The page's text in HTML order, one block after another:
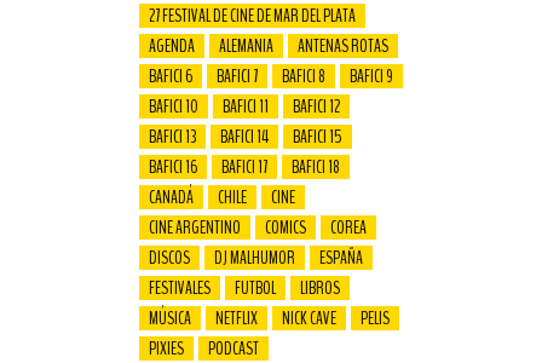
27 FESTIVAL DE CINE DE MAR DEL PLATA
AGENDA
ALEMANIA
ANTENAS ROTAS
BAFICI 6
BAFICI 7 BAFICI 8
BAFICI 9
BAFICI 10
BAFICI 11
BAFICI 12
BAFICI 13
BAFICI 14
BAFICI 15
BAFICI 16
BAFICI 17
BAFICI 18
CANADÁ
CHILE
CINE
CINE ARGENTINO
COMICS
COREA
DISCOS
DJ MALHUMOR
ESPAÑA
FESTIVALES
FUTBOL
LIBROS
MÚSICA
NETFLIX NICK CAVE
PELIS
PIXIES
PODCAST